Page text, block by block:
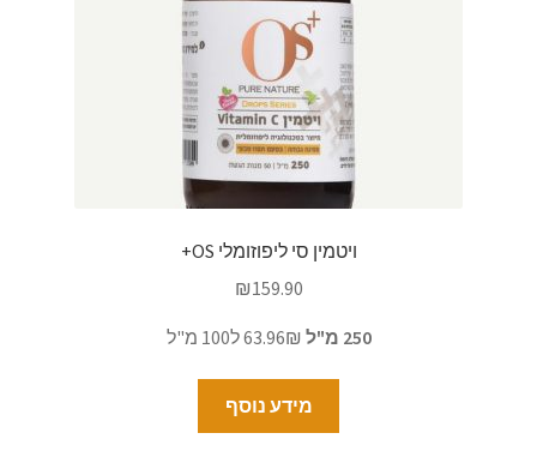
ויטמין סי ליפוזומלי OS+
₪159.90
250 מ"ל
מידע נוסף